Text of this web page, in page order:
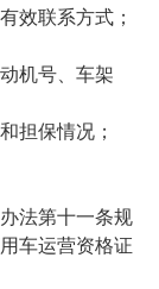
效联系方式；
机号、车架
担保情况；
法第十一条规
车运营资格证